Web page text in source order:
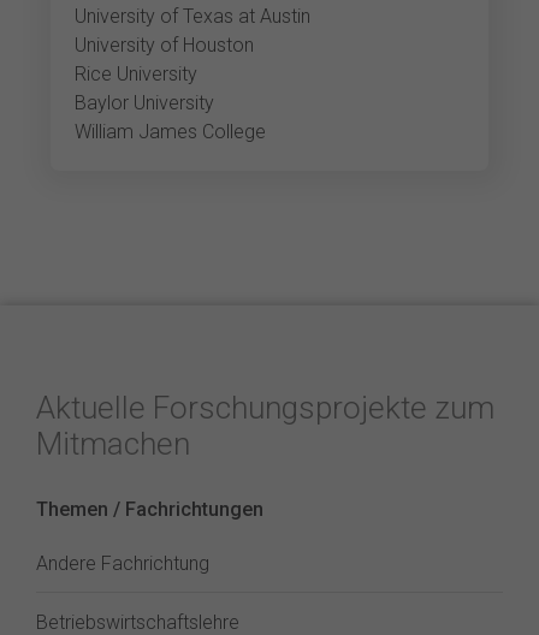
University of Texas at Austin
University of Houston
Rice University
Baylor University
William James College
Aktuelle Forschungsprojekte zum
Mitmachen
Themen / Fachrichtungen
Andere Fachrichtung
Betriebswirtschaftslehre